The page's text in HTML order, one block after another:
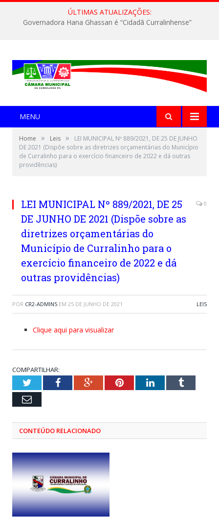
ÚLTIMAS ATUALIZAÇÕES:
Governadora Hana Ghassan é “Cidadã Curralinhense”
MENU
Home » Leis »
LEI MUNICIPAL Nº 889/2021, DE 25 DE JUNHO
DE 2021 (Dispõe sobre as diretrizes orçamentárias do Município
de Curralinho para o exercício financeiro de 2022 e dá outras
providências)
LEI MUNICIPAL Nº 889/2021, DE 25
DE JUNHO DE 2021 (Dispõe sobre as
diretrizes orçamentárias do
Município de Curralinho para o
exercício financeiro de 2022 e dá
outras providências)
0
POR CR2-ADMIN5 EM 25 DE JUNHO DE 2021 LEIS
Clique aqui para visualizar
COMPARTILHAR:
TwitterFacebookGoogle+PinterestLinkedInTumblr
Email
CONTEÚDO RELACIONADO